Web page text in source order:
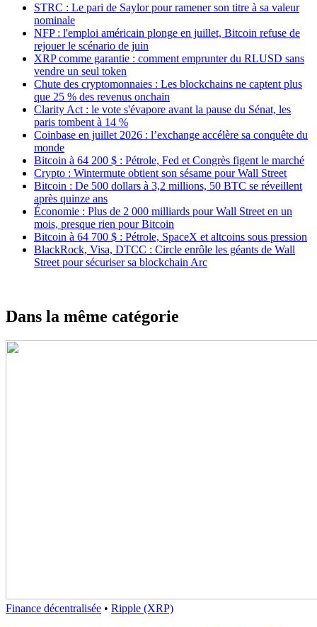
STRC : Le pari de Saylor pour ramener son titre à sa valeur
nominale
NFP : l'emploi américain plonge en juillet, Bitcoin refuse de
rejouer le scénario de juin
XRP comme garantie : comment emprunter du RLUSD sans
vendre un seul token
Chute des cryptomonnaies : Les blockchains ne captent plus
que 25 % des revenus onchain
Clarity Act : le vote s'évapore avant la pause du Sénat, les
paris tombent à 14 %
Coinbase en juillet 2026 : l’exchange accélère sa conquête du
monde
Bitcoin à 64 200 $ : Pétrole, Fed et Congrès figent le marché
Crypto : Wintermute obtient son sésame pour Wall Street
Bitcoin : De 500 dollars à 3,2 millions, 50 BTC se réveillent
après quinze ans
Économie : Plus de 2 000 milliards pour Wall Street en un
mois, presque rien pour Bitcoin
Bitcoin à 64 700 $ : Pétrole, SpaceX et altcoins sous pression
BlackRock, Visa, DTCC : Circle enrôle les géants de Wall
Street pour sécuriser sa blockchain Arc
Dans la même catégorie
Finance décentralisée • Ripple (XRP)